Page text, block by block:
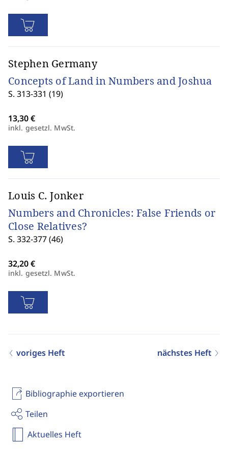
Bibliographie exportieren
Teilen
Aktuelles Heft
Stephen Germany
Concepts of Land in Numbers and Joshua
S. 313-331 (19)
inkl. gesetzl. MwSt.
Louis C. Jonker
Numbers and Chronicles: False Friends or
Close Relatives?
S. 332-377 (46)
inkl. gesetzl. MwSt.
voriges Heft nächstes Heft